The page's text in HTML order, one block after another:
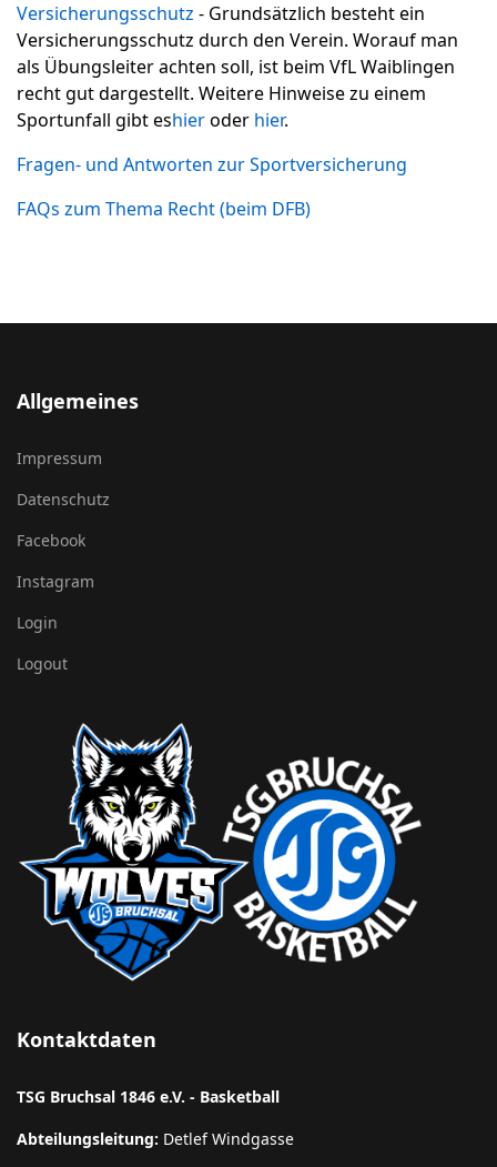
Versicherungsschutz - Grundsätzlich besteht ein
Versicherungsschutz durch den Verein. Worauf man
als Übungsleiter achten soll, ist beim VfL Waiblingen
recht gut dargestellt. Weitere Hinweise zu einem
Sportunfall gibt eshieroder hier.
Fragen- und Antworten zur Sportversicherung
FAQs zum Thema Recht (beim DFB)
Allgemeines
Impressum
Datenschutz
Facebook
Instagram
Login
Logout
Kontaktdaten
TSG Bruchsal 1846 e.V. - Basketball
Abteilungsleitung: Detlef Windgasse